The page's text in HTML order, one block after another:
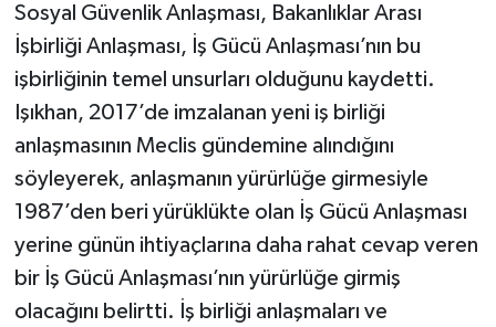
Sosyal Güvenlik Anlaşması, Bakanlıklar Arası
İşbirliği Anlaşması, İş Gücü Anlaşması’nın bu
işbirliğinin temel unsurları olduğunu kaydetti.
Işıkhan, 2017’de imzalanan yeni iş birliği
anlaşmasının Meclis gündemine alındığını
söyleyerek, anlaşmanın yürürlüğe girmesiyle
1987’den beri yürüklükte olan İş Gücü Anlaşması
yerine günün ihtiyaçlarına daha rahat cevap veren
bir İş Gücü Anlaşması’nın yürürlüğe girmiş
olacağını belirtti. İş birliği anlaşmaları ve